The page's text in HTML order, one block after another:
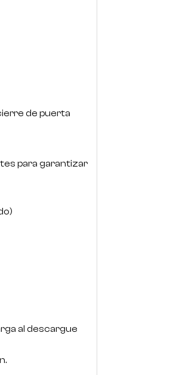
de puerta
para garantizar
al descargue